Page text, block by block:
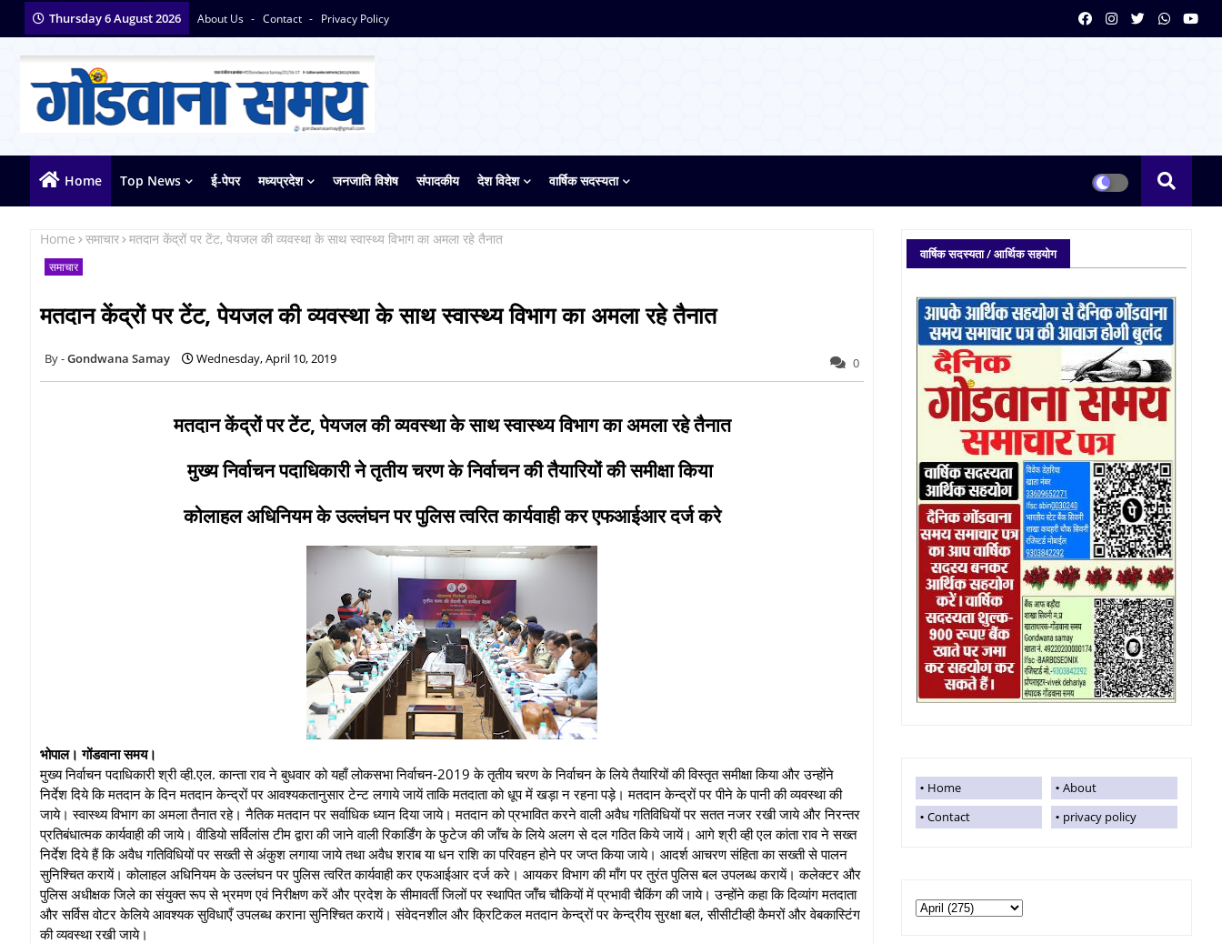
Thursday 6 August 2026 About Us Contact Privacy Policy
Home Top News ई-पेपर मध्यप्रदेश जनजाति विशेष संपादकीय देश विदेश वार्षिक सदस्यता
Home समाचार मतदान केंद्रों पर टेंट, पेयजल की व्यवस्था के साथ स्वास्थ्य विभाग का अमला रहे तैनात
समाचार
मतदान केंद्रों पर टेंट, पेयजल की व्यवस्था के साथ स्वास्थ्य विभाग का अमला रहे तैनात
Gondwana Samay Wednesday, April 10, 2019 0
मतदान केंद्रों पर टेंट, पेयजल की व्यवस्था के साथ स्वास्थ्य विभाग का अमला रहे तैनात
मुख्य निर्वाचन पदाधिकारी ने तृतीय चरण के निर्वाचन की तैयारियों की समीक्षा किया
कोलाहल अधिनियम के उल्‍लंघन पर पुलिस त्‍वरित कार्यवाही कर एफआईआर दर्ज करे
भोपाल। गोंडवाना समय।
मुख्य निर्वाचन पदाधिकारी श्री व्ही.एल. कान्ता राव ने बुधवार को यहाँ लोकसभा निर्वाचन-2019 के तृतीय चरण के निर्वाचन के लिये तैयारियों की विस्तृत समीक्षा किया और उन्होंने
निर्देश दिये कि मतदान के दिन मतदान केन्द्रों पर आवश्‍यकतानुसार टेन्‍ट लगाये जायें ताकि मतदाता को धूप में खड़ा न रहना पड़े। मतदान केन्‍द्रों पर पीने के पानी की व्‍यवस्‍था की
जाये। स्‍वास्‍थ्‍य विभाग का अमला तैनात रहे। नैतिक मतदान पर सर्वाधिक ध्‍यान दिया जाये। मतदान को प्रभावित करने वाली अवैध गतिविधियों पर सतत नजर रखी जाये और निरन्‍तर
प्रतिबंधात्मक कार्यवाही की जाये। वीडियो सर्विलांस टीम द्वारा की जाने वाली रिकार्डिंग के फुटेज की जॉंच के लिये अलग से दल गठित किये जायें। आगे श्री व्ही एल कांता राव ने सख्‍त
निर्देश दिये हैं कि अवैध गतिविधियों पर सख्ती से अंकुश लगाया जाये तथा अवैध शराब या धन राशि का परिवहन होने पर जप्‍त किया जाये। आदर्श आचरण संहिता का सख्‍ती से पालन
सुनिश्‍चित करायें। कोलाहल अधिनियम के उल्‍लंघन पर पुलिस त्‍वरित कार्यवाही कर एफआईआर दर्ज करे। आयकर विभाग की माँग पर तुरंत पुलिस बल उपलब्‍ध करायें। कलेक्‍टर और
पुलिस अधीक्षक जिले का संयुक्‍त रूप से भ्रमण एवं निरीक्षण करें और प्रदेश के सीमावर्ती जिलों पर स्‍थापित जॉँच चौकियों में प्रभावी चैकिंग की जाये। उन्होंने कहा कि दिव्‍यांग मतदाता
और सर्विस वोटर के‍लिये आवश्‍यक सुविधाएँ उपलब्‍ध कराना सुनिश्चित करायें। संवेदनशील और क्रिटिकल मतदान केन्‍द्रों पर केन्‍द्रीय सुरक्षा बल, सीसीटीव्‍ही कैमरों और वेबकास्टिंग
की व्‍यवस्‍था रखी जाये।
वार्षिक सदस्यता / आर्थिक सहयोग
Home
About
Contact
privacy policy